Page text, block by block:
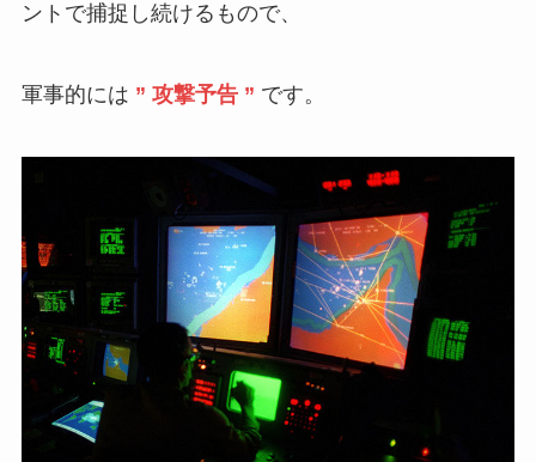
ントで捕捉し続けるもので、
軍事的には ” 攻撃予告 ” です。